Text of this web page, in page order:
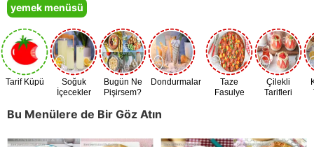
yemek menüsü
Tarif Küpü
Soğuk
İçecekler
Bugün Ne
Pişirsem?
Dondurmalar
Taze
Fasulye
Çilekli
Tarifleri
Bu Menülere de Bir Göz Atın